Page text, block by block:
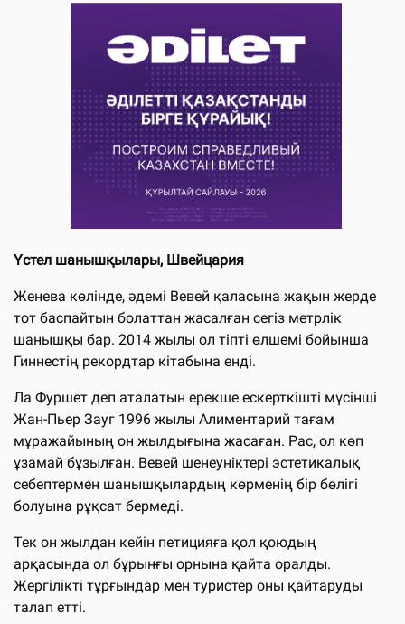
Үстел шанышқылары, Швейцария
Женева көлінде, әдемі Вевей қаласына жақын жерде
тот баспайтын болаттан жасалған сегіз метрлік
шанышқы бар. 2014 жылы ол тіпті өлшемі бойынша
Гиннестің рекордтар кітабына енді.
Ла Фуршет деп аталатын ерекше ескерткішті мүсінші
Жан-Пьер Зауг 1996 жылы Алиментарий тағам
мұражайының он жылдығына жасаған. Рас, ол көп
ұзамай бұзылған. Вевей шенеуніктері эстетикалық
себептермен шанышқылардың көрменің бір бөлігі
болуына рұқсат бермеді.
Тек он жылдан кейін петицияға қол қоюдың
арқасында ол бұрынғы орнына қайта оралды.
Жергілікті тұрғындар мен туристер оны қайтаруды
талап етті.